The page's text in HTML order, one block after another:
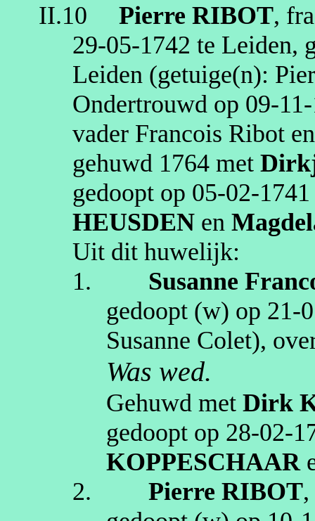
II.10 Pierre RIBOT,
29‑05‑1742 te Leiden,
Leiden (getuige(n):
Ondertrouwd op
vader Francois Ribot
gehuwd 1764 met
gedoopt op 05‑02‑1741
HEUSDEN en
Uit dit huwelijk:
1.
Susanne
gedoopt (w) op
Susanne Colet),
Was wed.
Gehuwd metDirk
gedoopt op
KOPPESCHAAR
2.
Pierre RIBOT